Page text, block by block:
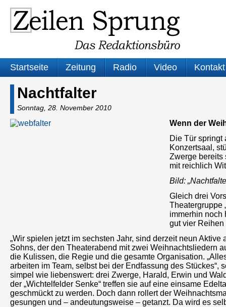
Startseite Zeitung Radio Video Kontakt
Nachtfalter
Sonntag, 28. November 2010
Wenn der
Die Tür springt
Konzertsaal,
Zwerge bereits
mit reichlich
Bild:
Gleich drei
Theatergruppe
immerhin noch
gut vier
„Wir spielen jetzt im sechsten Jahr, sind derzeit neun
Sohns, der den Theaterabend mit zwei Weihnachtsliedern
die Kulissen, die Regie und die gesamte Organisation.
arbeiten im Team, selbst bei der Endfassung des
simpel wie liebenswert: drei Zwerge, Harald, Erwin und
der „Wichtelfelder Senke“ treffen sie auf eine einsame
geschmückt zu werden. Doch dann rollert der
gesungen und – andeutungsweise – getanzt. Da wird es